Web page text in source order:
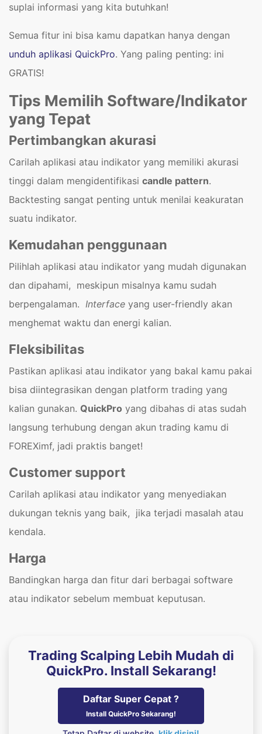
suplai informasi yang kita butuhkan!
Semua fitur ini bisa kamu dapatkan hanya dengan
unduh aplikasi QuickPro. Yang paling penting: ini
GRATIS!
Tips Memilih Software/Indikator
yang Tepat
Pertimbangkan akurasi
Carilah aplikasi atau indikator yang memiliki akurasi
tinggi dalam mengidentifikasi candle pattern.
Backtesting sangat penting untuk menilai keakuratan
suatu indikator.
Kemudahan penggunaan
Pilihlah aplikasi atau indikator yang mudah digunakan
dan dipahami, meskipun misalnya kamu sudah
berpengalaman. Interface yang user-friendly akan
menghemat waktu dan energi kalian.
Fleksibilitas
Pastikan aplikasi atau indikator yang bakal kamu pakai
bisa diintegrasikan dengan platform trading yang
kalian gunakan. QuickPro yang dibahas di atas sudah
langsung terhubung dengan akun trading kamu di
FOREXimf, jadi praktis banget!
Customer support
Carilah aplikasi atau indikator yang menyediakan
dukungan teknis yang baik, jika terjadi masalah atau
kendala.
Harga
Bandingkan harga dan fitur dari berbagai software
atau indikator sebelum membuat keputusan.
Trading Scalping Lebih Mudah di
QuickPro. Install Sekarang!
Daftar Super Cepat ?
Install QuickPro Sekarang!